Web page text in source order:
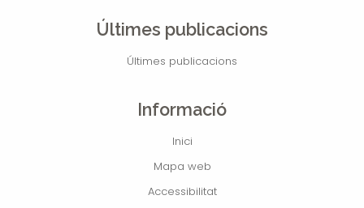
Últimes publicacions
Últimes publicacions
Informació
Inici
Mapa web
Accessibilitat